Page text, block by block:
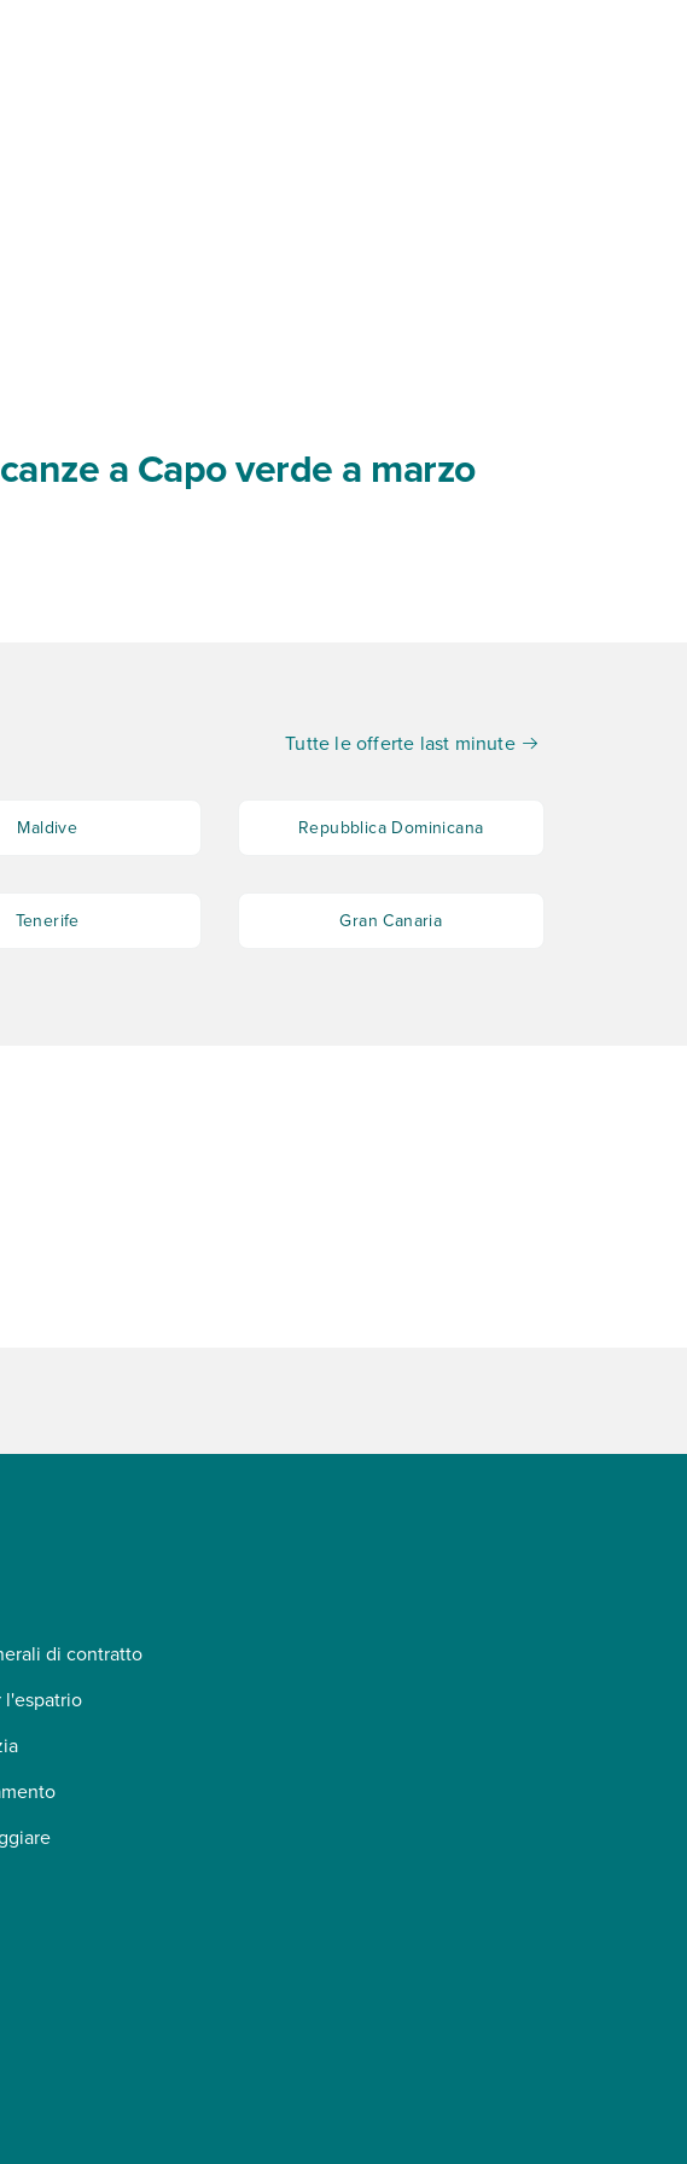
a Capo verde a marzo
Tutte le offerte last minute
Maldive Repubblica Dominicana
Tenerife Gran Canaria
di contratto
l'espatrio